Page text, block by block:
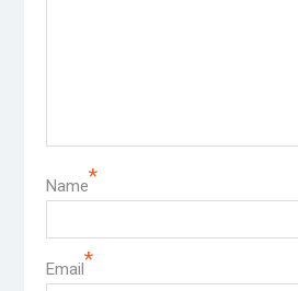
Name*
Email*